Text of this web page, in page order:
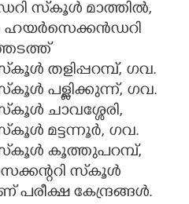
സ്‌കൂൾ മാത്തിൽ,
തളിപ്പറമ്പ്, ഗവ.
പള്ളിക്കുന്ന്, ഗവ.
ചാവശ്ശേരി,
മട്ടന്നൂർ, ഗവ.
കൂത്തുപറമ്പ്,
സ്‌കൂൾ
പരീക്ഷ കേന്ദ്രങ്ങൾ.